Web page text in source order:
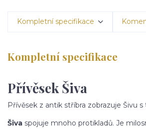
Kompletní specifikace
Kompletní specifikace
Přívěsek Šiva
Přívěsek z antik stříbra zobrazuje Šivu
Šiva spojuje mnoho protikladů. Je